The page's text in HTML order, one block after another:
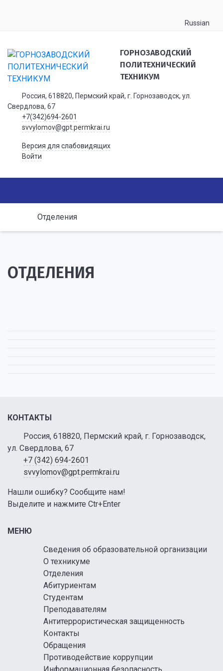
Russian
ГОРНОЗАВОДСКИЙ
ПОЛИТЕХНИЧЕСКИЙ
ТЕХНИКУМ
Россия, 618820, Пермский край, г. Горнозаводск, ул.
Свердлова, 67
+7(342)694-2601
svvylomov@gpt.permkrai.ru
Версия для слабовидящих
Войти
Отделения
ОТДЕЛЕНИЯ
КОНТАКТЫ
Россия, 618820, Пермский край, г. Горнозаводск,
ул. Свердлова, 67
+7 (342) 694-2601
svvylomov@gpt.permkrai.ru
Нашли ошибку? Сообщите нам!
Выделите и нажмите Ctr+Enter
МЕНЮ
Сведения об образовательной организации
О техникуме
Отделения
Абитуриентам
Студентам
Преподавателям
Антитеррористическая защищенность
Контакты
Обращения
Противодействие коррупции